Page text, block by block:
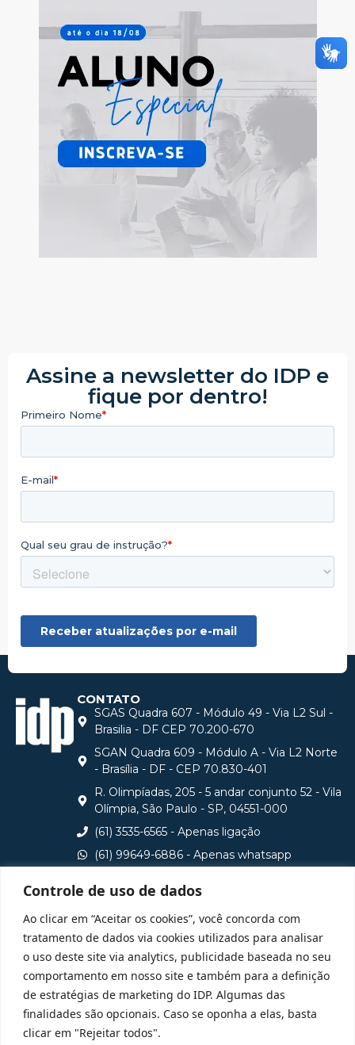
Controle de uso de dados
Ao clicar em “Aceitar os cookies”, você concorda com
tratamento de dados via cookies utilizados para analisar
o uso deste site via analytics, publicidade baseada no seu
comportamento em nosso site e também para a definição
de estratégias de marketing do IDP. Algumas das
finalidades são opcionais. Caso se oponha a elas, basta
clicar em "Rejeitar todos".
Assine a newsletter do IDP e
fique por dentro!
CONTATO
SGAS Quadra 607 - Módulo 49 - Via L2 Sul -
Brasilia - DF CEP 70.200-670
SGAN Quadra 609 - Módulo A - Via L2 Norte
- Brasília - DF - CEP 70.830-401
R. Olimpíadas, 205 - 5 andar conjunto 52 - Vila
Olímpia, São Paulo - SP, 04551-000
(61) 3535-6565 - Apenas ligação
(61) 99649-6886 - Apenas whatsapp
Consulte aqui o cadastro da Instituição no Sistema e-
MEC